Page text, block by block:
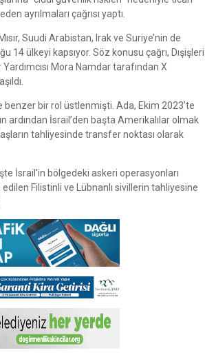
ayrılmaları çağrısı yaptı.
Suudi Arabistan, Irak ve Suriye’nin de
14 ülkeyi kapsıyor. Söz konusu çağrı, Dışişleri
Yardımcısı Mora Namdar tarafından X
benzer bir rol üstlenmişti. Ada, Ekim 2023’te
ardından İsrail’den başta Amerikalılar olmak
tahliyesinde transfer noktası olarak
İsrail’in bölgedeki askeri operasyonları
Filistinli ve Lübnanlı sivillerin tahliyesine